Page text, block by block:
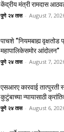
केंद्रीय मंत्री रामदास
पुणे २४ तास - August 7,
पाचशे “नियमबाह्य वृक्षतोड
महापालिकेसमोर आंदोलन”
पुणे २४ तास - August 7,
एसआरए कारवाई तात्पुरती
कुटुंबाच्या न्यायासाठी
पुणे २४ तास - August 6,